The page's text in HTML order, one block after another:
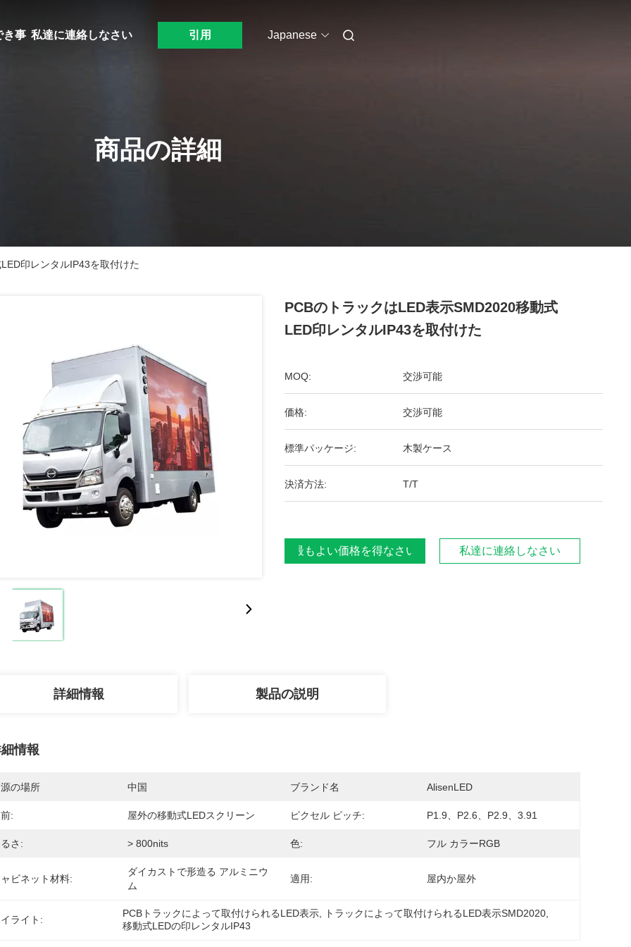
き事 私達に連絡しなさい 引用 Japanese
商品の詳細
印レンタルIP43を取付けた
PCBのトラックはLED表示SMD2020移動式
LED印レンタルIP43を取付けた
MOQ: 交渉可能
価格: 交渉可能
標準パッケージ: 木製ケース
決済方法: T/T
最もよい価格を得なさい 私達に連絡しなさい
詳細情報 製品の説明
情報
の場所 中国 ブランド名 AlisenLED
: 屋外の移動式LEDスクリーン ピクセル ピッチ: P1.9、P2.6、P2.9、3.91
さ: > 800nits 色: フル カラーRGB
ビネット材料:
ダイカストで形造る アルミニウ
ム
適用: 屋内か屋外
ライト:
PCBトラックによって取付けられるLED表示 トラックによって取付けられるLED表示SMD2020
移動式LEDの印レンタルIP43